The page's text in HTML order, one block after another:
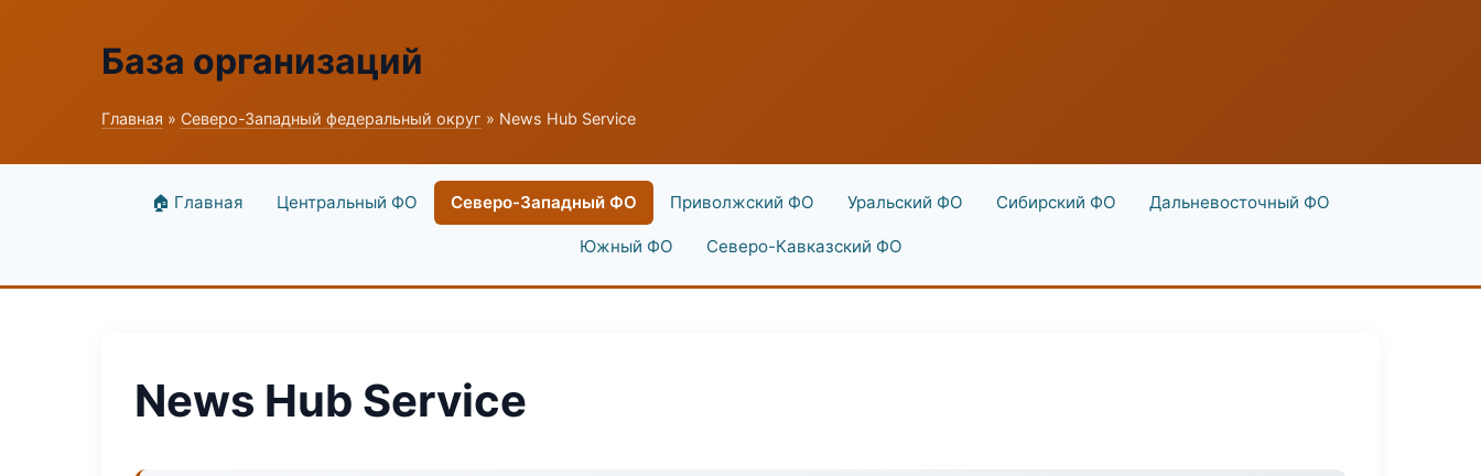
База организаций
Главная » Северо-Западный федеральный округ » News Hub Service
🏠 Главная Центральный ФО Северо-Западный ФО Приволжский ФО Уральский ФО Сибирский ФО Дальневосточный ФО
Южный ФО Северо-Кавказский ФО
News Hub Service